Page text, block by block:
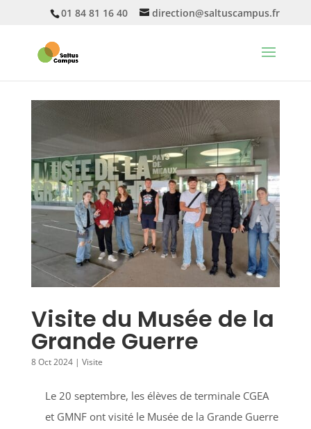
01 84 81 16 40 direction@saltuscampus.fr
Visite du Musée de la
Grande Guerre
8 Oct 2024| Visite
Le 20 septembre, les élèves de terminale CGEA
et GMNF ont visité le Musée de la Grande Guerre